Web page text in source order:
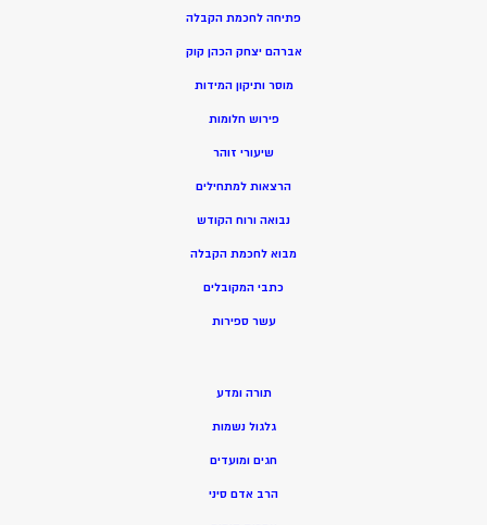
פתיחה לחכמת הקבלה
אברהם יצחק הכהן קוק
מוסר ותיקון המידות
פירוש חלומות
שיעורי זוהר
הרצאות למתחילים
נבואה ורוח הקודש
מבוא לחכמת הקבלה
כתבי המקובלים
עשר ספירות
תורה ומדע
גלגול נשמות
חגים ומועדים
הרב אדם סיני